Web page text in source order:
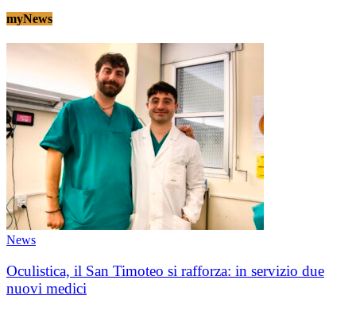
myNews
News
Oculistica, il San Timoteo si rafforza: in servizio due
nuovi medici